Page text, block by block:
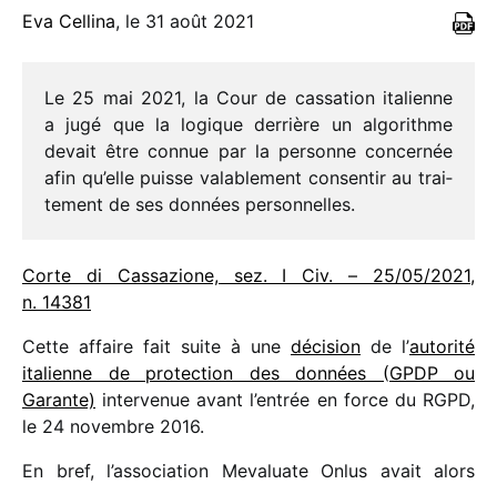
Eva Cellina, le 31 août 2021
Le 25 mai 2021, la Cour de cassa­tion italienne
a jugé que la logique derrière un algo­rithme
devait être connue par la personne concer­née
afin qu’elle puisse vala­ble­ment consen­tir au trai­
te­ment de ses données personnelles.
Corte di Cassazione, sez. I Civ. – 25/​05/​2021,
n. 14381
Cette affaire fait suite à une déci­sion de l’auto­rité
italienne de protec­tion des données (GPDP ou
Garante) inter­ve­nue avant l’entrée en force du RGPD,
le 24 novembre 2016.
En bref, l’association Mevaluate Onlus avait alors